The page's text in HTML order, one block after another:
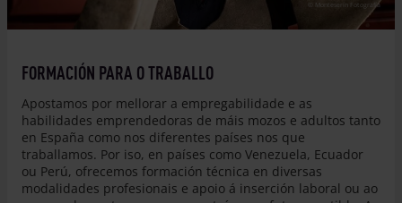
© Monteserín Fotografía
FORMACIÓN PARA O TRABALLO
Apostamos por mellorar a empregabilidade e as
habilidades emprendedoras de máis mozos e adultos tanto
en España como nos diferentes países nos que
traballamos. Por iso, en países como Venezuela, Ecuador
ou Perú, ofrecemos formación técnica en diversas
modalidades profesionais e apoio á inserción laboral ou ao